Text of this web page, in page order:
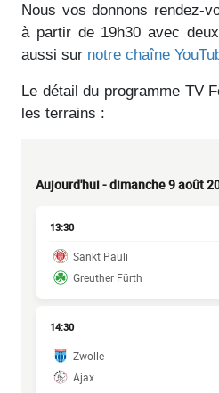
Nous vos donnons rendez-
à partir de 19h30 avec
aussi sur notre chaîne
Le détail du programme TV
les terrains :